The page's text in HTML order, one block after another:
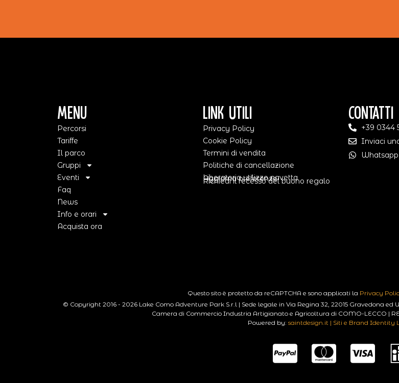
Menu
Percorsi
Tariffe
Il parco
Gruppi
Eventi
Faq
News
Info e orari
Acquista ora
Link Utili
Privacy Policy
Cookie Policy
Termini di vendita
Politiche di cancellazione
Liberatoria utilizzo navetta
Aggiorna preferenze
Richiedi il recesso del buono regalo
Contatti
+39 0344
Inviaci
Whatsapp
Questo sito è protetto da reCAPTCHA e sono applicati la Privacy
© Copyright 2016 - 2026 Lake Como Adventure Park S.r.l | Sede legale in Via Regina 32, 22015 Gravedona
Camera di Commercio Industria Artigianato e Agricoltura di COMO-LECCO |
Powered by: saintdesign.it | Siti e Brand Identity